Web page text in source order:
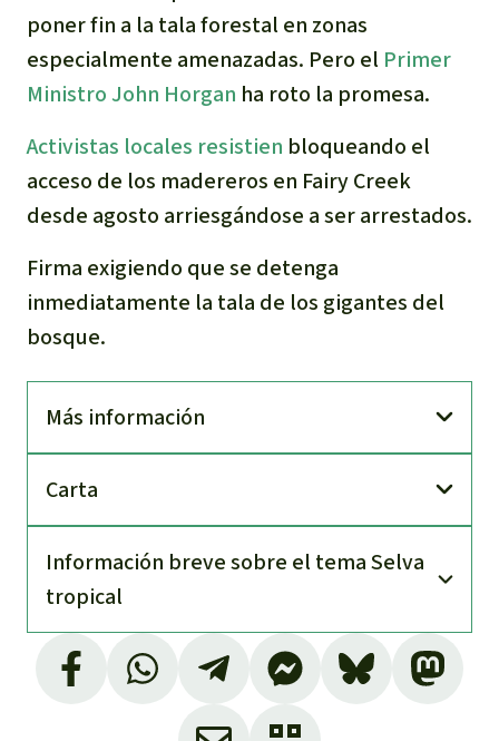
poner fin a la tala forestal en zonas
especialmente amenazadas. Pero el Primer
Ministro John Horgan ha roto la promesa.
Activistas locales resistien bloqueando el
acceso de los madereros en Fairy Creek
desde agosto arriesgándose a ser arrestados.
Firma exigiendo que se detenga
inmediatamente la tala de los gigantes del
bosque.
Más información
Carta
Información breve sobre el tema Selva
tropical